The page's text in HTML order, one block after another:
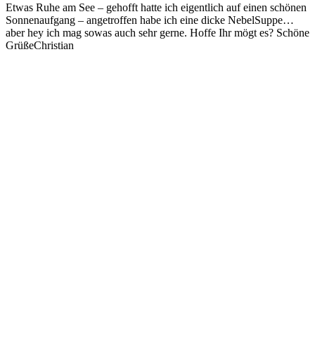
Etwas Ruhe am See – gehofft hatte ich eigentlich auf einen schönen
Sonnenaufgang – angetroffen habe ich eine dicke NebelSuppe…
aber hey ich mag sowas auch sehr gerne. Hoffe Ihr mögt es? Schöne
GrüßeChristian